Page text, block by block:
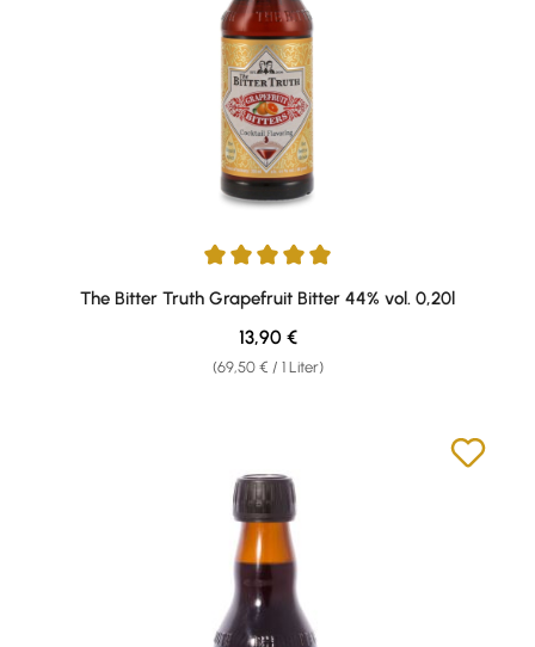
Durchschnittliche Bewertung von 5 von 5 Sternen
The Bitter Truth Grapefruit Bitter 44% vol. 0,20l
(69,50 € / 1 Liter)
Regulärer Preis:
13,90 €